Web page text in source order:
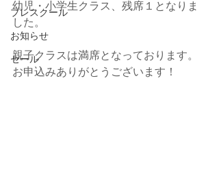
プレスクール
お知らせ
セール
幼児・小学生クラス、残席１となりま
した。
親子クラスは満席となっております。
お申込みありがとうございます！